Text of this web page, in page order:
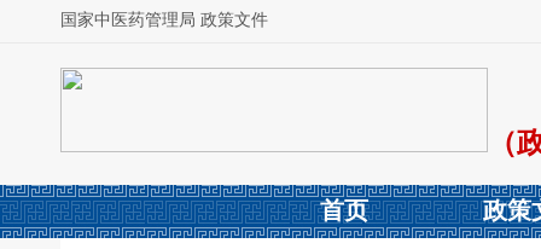
国家中医药管理局 政策文件
（
首页 政策